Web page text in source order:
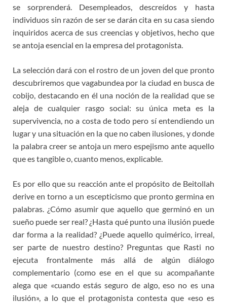
se sorprenderá. Desempleados, descreídos y hasta
individuos sin razón de ser se darán cita en su casa siendo
inquiridos acerca de sus creencias y objetivos, hecho que
se antoja esencial en la empresa del protagonista.
La selección dará con el rostro de un joven del que pronto
descubriremos que vagabundea por la ciudad en busca de
cobijo, destacando en él una noción de la realidad que se
aleja de cualquier rasgo social: su única meta es la
supervivencia, no a costa de todo pero sí entendiendo un
lugar y una situación en la que no caben ilusiones, y donde
la palabra creer se antoja un mero espejismo ante aquello
que es tangible o, cuanto menos, explicable.
Es por ello que su reacción ante el propósito de Beitollah
derive en torno a un escepticismo que pronto germina en
palabras. ¿Cómo asumir que aquello que germinó en un
sueño puede ser real? ¿Hasta qué punto una ilusión puede
dar forma a la realidad? ¿Puede aquello quimérico, irreal,
ser parte de nuestro destino? Preguntas que Rasti no
ejecuta frontalmente más allá de algún diálogo
complementario (como ese en el que su acompañante
alega que «cuando estás seguro de algo, eso no es una
ilusión», a lo que el protagonista contesta que «eso es